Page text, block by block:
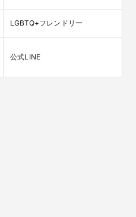
LGBTQ+フレンドリー
公式LINE